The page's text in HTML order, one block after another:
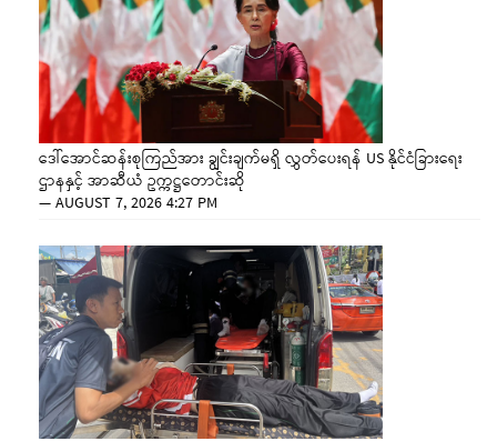
ဒေါ်အောင်ဆန်းစုကြည်အား ချွင်းချက်မရှိ လွှတ်ပေးရန် US နိုင်ငံခြားရေး
ဌာနနှင့် အာဆီယံ ဥက္ကဋ္ဌတောင်းဆို
—AUGUST 7, 2026 4:27 PM